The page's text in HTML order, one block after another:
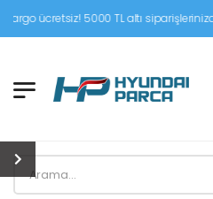
5000 TL altı siparişlerinizde